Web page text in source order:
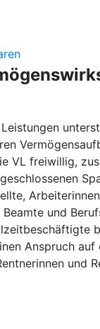
VL freiwillig,
und
Anspruch
und